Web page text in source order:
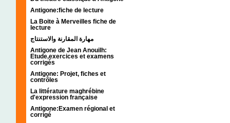
Antigone:fiche de lecture
La Boite à Merveilles fiche de
lecture
مهارة المقارنة والاستنتاج
Antigone de Jean Anouilh:
Etude,exercices et examens
corrigés
Antigone: Projet, fiches et
contrôles
La littérature maghrébine
d'expression française
Antigone:Examen régional et
corrigé